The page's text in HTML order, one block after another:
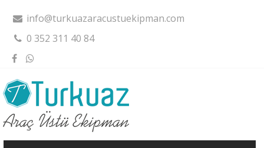
info@turkuazaracustuekipman.com
0 352 311 40 84